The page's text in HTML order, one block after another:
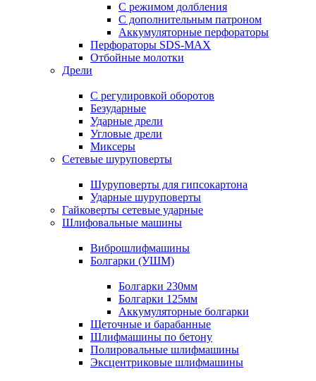
С режимом долбления
С дополнительным патроном
Аккумуляторные перфораторы
Перфораторы SDS-MAX
Отбойные молотки
Дрели
С регулировкой оборотов
Безударные
Ударные дрели
Угловые дрели
Миксеры
Сетевые шуруповерты
Шуруповерты для гипсокартона
Ударные шуруповерты
Гайковерты сетевые ударные
Шлифовальные машины
Виброшлифмашины
Болгарки (УШМ)
Болгарки 230мм
Болгарки 125мм
Аккумуляторные болгарки
Щеточные и барабанные
Шлифмашины по бетону
Полировальные шлифмашины
Эксцентриковые шлифмашины